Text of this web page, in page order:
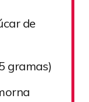
de
gramas)